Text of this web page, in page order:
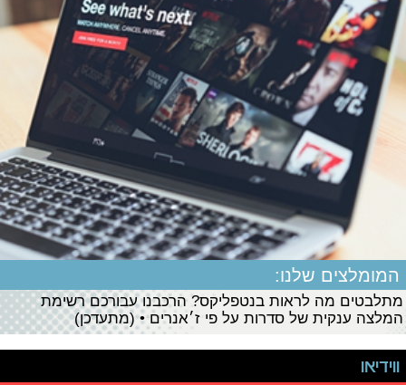
המומלצים שלנו:
מתלבטים מה לראות בנטפליקס? הרכבנו עבורכם רשימת
המלצה ענקית של סדרות על פי ז׳אנרים • (מתעדכן)
ווידיאו